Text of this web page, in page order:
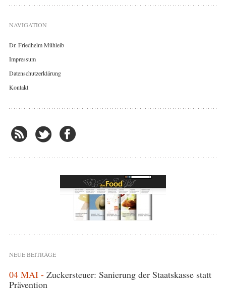
NAVIGATION
Dr. Friedhelm Mühleib
Impressum
Datenschutzerklärung
Kontakt
NEUE BEITRÄGE
04 MAI - Zuckersteuer: Sanierung der Staatskasse statt
Prävention